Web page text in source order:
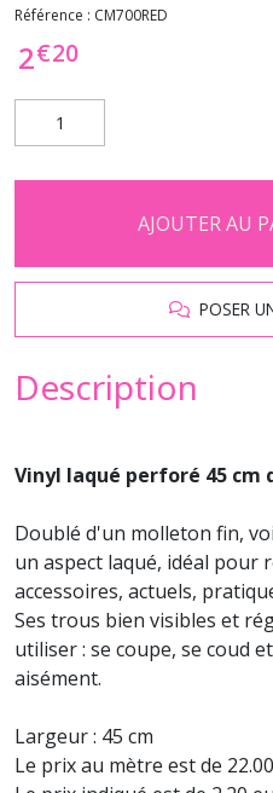
Référence : CM700RED
2€20
AJOUTER AU
POSER
Description
Vinyl laqué perforé 45 cm
Doublé d'un molleton fin,
un aspect laqué, idéal pour
accessoires, actuels,
Ses trous bien visibles et
utiliser : se coupe, se coud
aisément.
Largeur : 45 cm
Le prix au mètre est de